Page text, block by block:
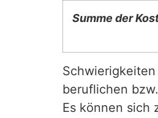
Summe der
beruflichen
Es können sich